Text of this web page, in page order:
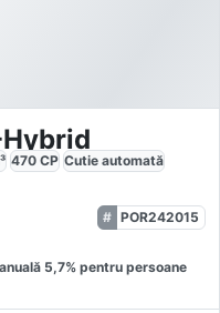
470 CP Cutie automată
POR242015
anuală 5,7% pentru persoane